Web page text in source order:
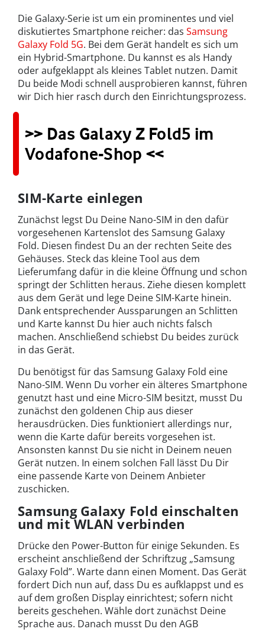
Die Galaxy-Serie ist um ein prominentes und viel
diskutiertes Smartphone reicher: das Samsung
Galaxy Fold 5G. Bei dem Gerät handelt es sich um
ein Hybrid-Smartphone. Du kannst es als Handy
oder aufgeklappt als kleines Tablet nutzen. Damit
Du beide Modi schnell ausprobieren kannst, führen
wir Dich hier rasch durch den Einrichtungsprozess.
>> Das Galaxy Z Fold5 im
Vodafone-Shop <<
SIM-Karte einlegen
Zunächst legst Du Deine Nano-SIM in den dafür
vorgesehenen Kartenslot des Samsung Galaxy
Fold. Diesen findest Du an der rechten Seite des
Gehäuses. Steck das kleine Tool aus dem
Lieferumfang dafür in die kleine Öffnung und schon
springt der Schlitten heraus. Ziehe diesen komplett
aus dem Gerät und lege Deine SIM-Karte hinein.
Dank entsprechender Aussparungen an Schlitten
und Karte kannst Du hier auch nichts falsch
machen. Anschließend schiebst Du beides zurück
in das Gerät.
Du benötigst für das Samsung Galaxy Fold eine
Nano-SIM. Wenn Du vorher ein älteres Smartphone
genutzt hast und eine Micro-SIM besitzt, musst Du
zunächst den goldenen Chip aus dieser
herausdrücken. Dies funktioniert allerdings nur,
wenn die Karte dafür bereits vorgesehen ist.
Ansonsten kannst Du sie nicht in Deinem neuen
Gerät nutzen. In einem solchen Fall lässt Du Dir
eine passende Karte von Deinem Anbieter
zuschicken.
Samsung Galaxy Fold einschalten
und mit WLAN verbinden
Drücke den Power-Button für einige Sekunden. Es
erscheint anschließend der Schriftzug „Samsung
Galaxy Fold”. Warte dann einen Moment. Das Gerät
fordert Dich nun auf, dass Du es aufklappst und es
auf dem großen Display einrichtest; sofern nicht
bereits geschehen. Wähle dort zunächst Deine
Sprache aus. Danach musst Du den AGB